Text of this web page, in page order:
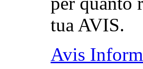
tua AVIS.
Avis